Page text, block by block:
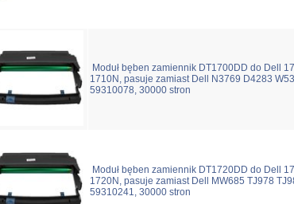
Moduł bęben zamiennik DT1700DD do Dell
1710N, pasuje zamiast Dell N3769 D4283
59310078, 30000 stron
Moduł bęben zamiennik DT1720DD do Dell
1720N, pasuje zamiast Dell MW685 TJ978
59310241, 30000 stron